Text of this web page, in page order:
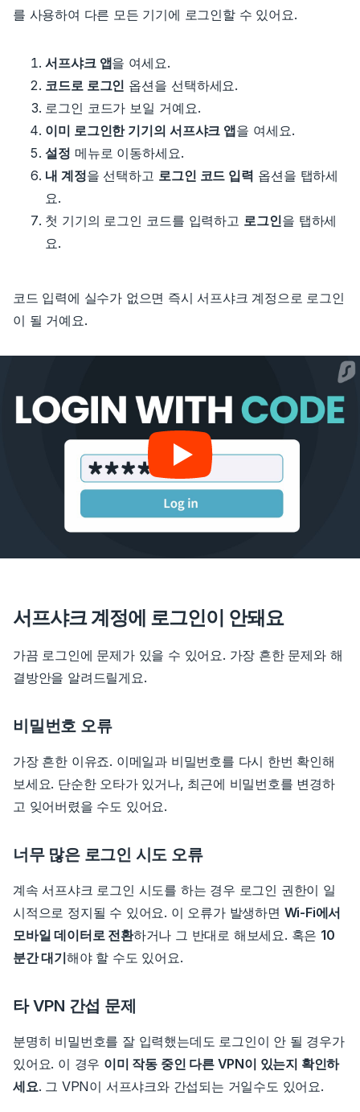
를 사용하여 다른 모든 기기에 로그인할 수 있어요.
서프샤크 앱을 여세요.
코드로 로그인 옵션을 선택하세요.
로그인 코드가 보일 거예요.
이미 로그인한 기기의 서프샤크 앱을 여세요.
설정 메뉴로 이동하세요.
내 계정을 선택하고 로그인 코드 입력 옵션을 탭하세
요.
첫 기기의 로그인 코드를 입력하고 로그인을 탭하세
요.
코드 입력에 실수가 없으면 즉시 서프샤크 계정으로 로그인
이 될 거예요.
서프샤크 계정에 로그인이 안돼요
가끔 로그인에 문제가 있을 수 있어요. 가장 흔한 문제와 해
결방안을 알려드릴게요.
비밀번호 오류
가장 흔한 이유죠. 이메일과 비밀번호를 다시 한번 확인해
보세요. 단순한 오타가 있거나, 최근에 비밀번호를 변경하
고 잊어버렸을 수도 있어요.
너무 많은 로그인 시도 오류
계속 서프샤크 로그인 시도를 하는 경우 로그인 권한이 일
시적으로 정지될 수 있어요. 이 오류가 발생하면 Wi-Fi에서
모바일 데이터로 전환하거나 그 반대로 해보세요. 혹은 10
분간 대기해야 할 수도 있어요.
타 VPN 간섭 문제
분명히 비밀번호를 잘 입력했는데도 로그인이 안 될 경우가
있어요. 이 경우 이미 작동 중인 다른 VPN이 있는지 확인하
세요. 그 VPN이 서프샤크와 간섭되는 거일수도 있어요.